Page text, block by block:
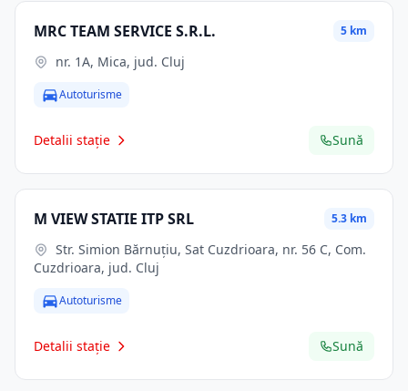
MRC TEAM SERVICE S.R.L. 5 km
nr. 1A, Mica, jud. Cluj
Autoturisme
Detalii stație Sună
M VIEW STATIE ITP SRL 5.3 km
Cuzdrioara, jud. Cluj
Autoturisme
Detalii stație Sună